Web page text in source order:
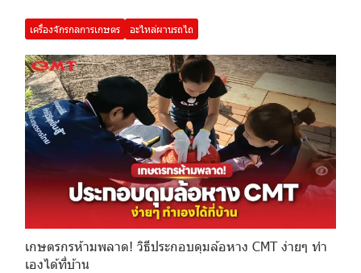
เครื่องจักรกลการเกษตร อะไหล่ผานรถไถ
เกษตรกรห้ามพลาด! วิธีประกอบดุมล้อหาง CMT ง่ายๆ ทำ
เองได้ที่บ้าน